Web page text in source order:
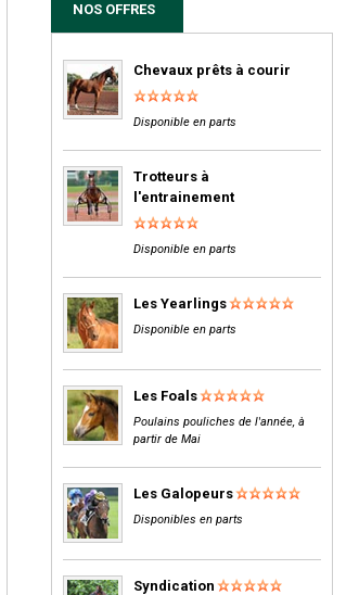
NOS OFFRES
Chevaux prêts à courir
Disponible en parts
Trotteurs à
l'entrainement
Disponible en parts
Les Yearlings
Disponible en parts
Les Foals
Poulains pouliches de l'année, à
partir de Mai
Les Galopeurs
Disponibles en parts
Syndication